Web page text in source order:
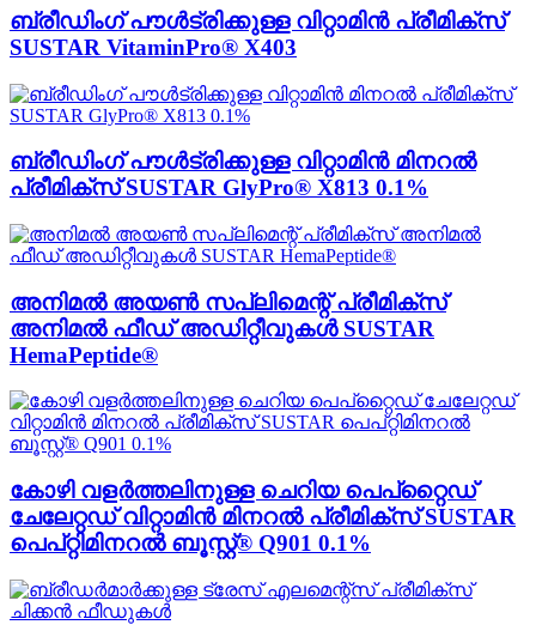
ബ്രീഡിംഗ് പൗൾട്രിക്കുള്ള വിറ്റാമിൻ പ്രീമിക്സ്
SUSTAR VitaminPro® X403
ബ്രീഡിംഗ് പൗൾട്രിക്കുള്ള വിറ്റാമിൻ മിനറൽ
പ്രീമിക്സ് SUSTAR GlyPro® X813 0.1%
അനിമൽ അയൺ സപ്ലിമെന്റ് പ്രീമിക്സ്
അനിമൽ ഫീഡ് അഡിറ്റീവുകൾ SUSTAR
HemaPeptide®
കോഴി വളർത്തലിനുള്ള ചെറിയ പെപ്റ്റൈഡ്
ചേലേറ്റഡ് വിറ്റാമിൻ മിനറൽ പ്രീമിക്സ് SUSTAR
പെപ്റ്റിമിനറൽ ബൂസ്റ്റ്® Q901 0.1%